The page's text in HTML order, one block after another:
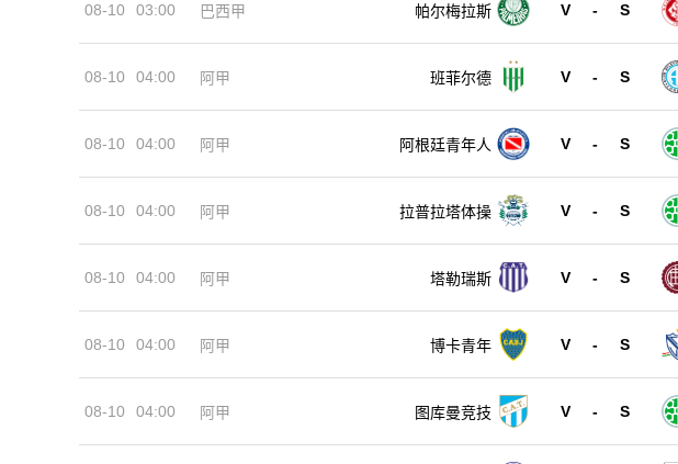
08-10 03:00 巴西甲 帕尔梅拉斯 V - S
08-10 04:00 阿甲 班菲尔德 V - S
08-10 04:00 阿甲 阿根廷青年人 V - S
08-10 04:00 阿甲 拉普拉塔体操 V - S
08-10 04:00 阿甲 塔勒瑞斯 V - S
08-10 04:00 阿甲 博卡青年 V - S
08-10 04:00 阿甲 图库曼竞技 V - S